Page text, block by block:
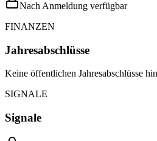
Nach Anmeldung verfügbar
FINANZEN
Jahresabschlüsse
Keine öffentlichen Jahresabschlüsse
SIGNALE
Signale